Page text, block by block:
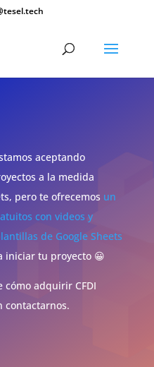
aceptando
a la medida
pero te ofrecemos un
con videos y
de Google Sheets
iniciar tu proyecto 😀
adquirir CFDI
contactarnos.